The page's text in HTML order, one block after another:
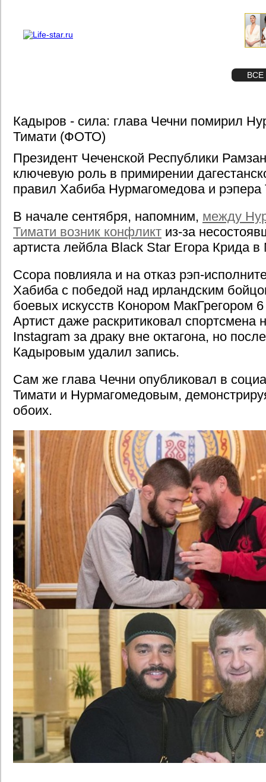
ВСЕ
Кадыров - сила: глава Чечни помирил
Тимати (ФОТО)
Президент Чеченской Республики
ключевую роль в примирении
правил Хабиба Нурмагомедова и рэпера
В начале сентября, напомним, между
Тимати возник конфликт из-за
артиста лейбла Black Star Егора Крида в
Ссора повлияла и на отказ рэп-
Хабиба с победой над ирландским
боевых искусств Конором МакГрегором
Артист даже раскритиковал спортсмена
Instagram за драку вне октагона, но
Кадыровым удалил запись.
Сам же глава Чечни опубликовал в
Тимати и Нурмагомедовым,
обоих.